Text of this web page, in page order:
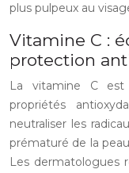
plus pulpeux au
Vitamine C :
protection
La vitamine C
propriétés
neutraliser les
prématuré de la
Les dermatologues